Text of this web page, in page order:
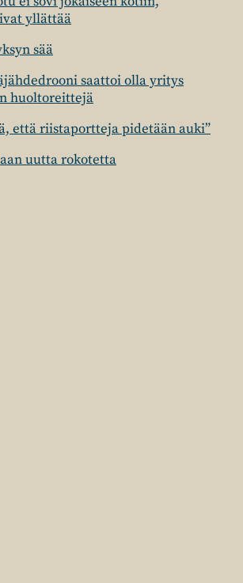
yllättää
sää
saattoi olla yritys
huoltoreittejä
että riistaportteja pidetään auki”
uutta rokotetta